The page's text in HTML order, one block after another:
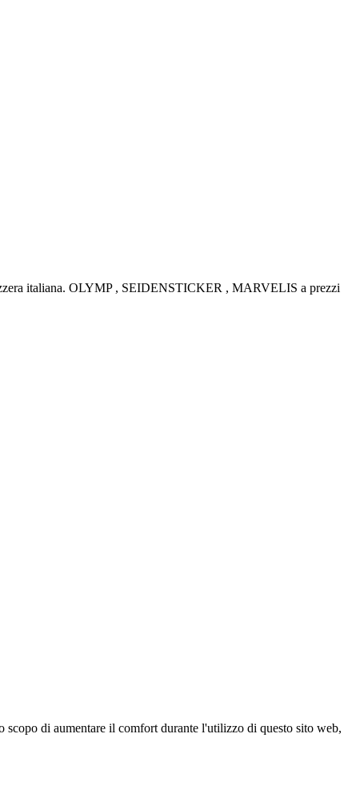
italiana. OLYMP , SEIDENSTICKER , MARVELIS a prezzi
di aumentare il comfort durante l'utilizzo di questo sito web,